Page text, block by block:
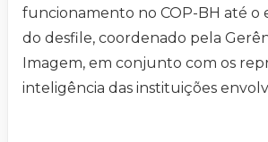
funcionamento no COP-BH até o
do desfile, coordenado pela
Imagem, em conjunto com os
inteligência das instituições